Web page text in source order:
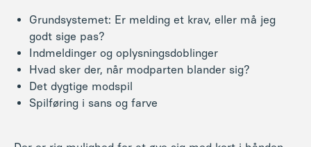
Grundsystemet: Er melding et krav, eller må jeg
godt sige pas?
Indmeldinger og oplysningsdoblinger
Hvad sker der, når modparten blander sig?
Det dygtige modspil
Spilføring i sans og farve